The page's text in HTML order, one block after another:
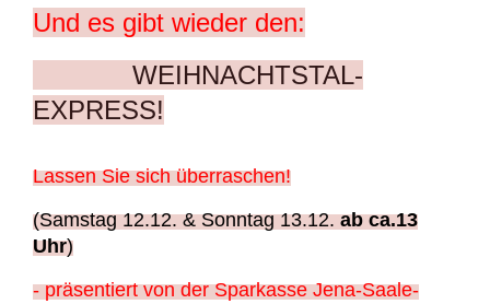
Und es gibt wieder den:
WEIHNACHTSTAL-
EXPRESS!
Lassen Sie sich überraschen!
(Samstag 12.12. & Sonntag 13.12.ab ca.13
Uhr)
- präsentiert von der Sparkasse Jena-Saale-